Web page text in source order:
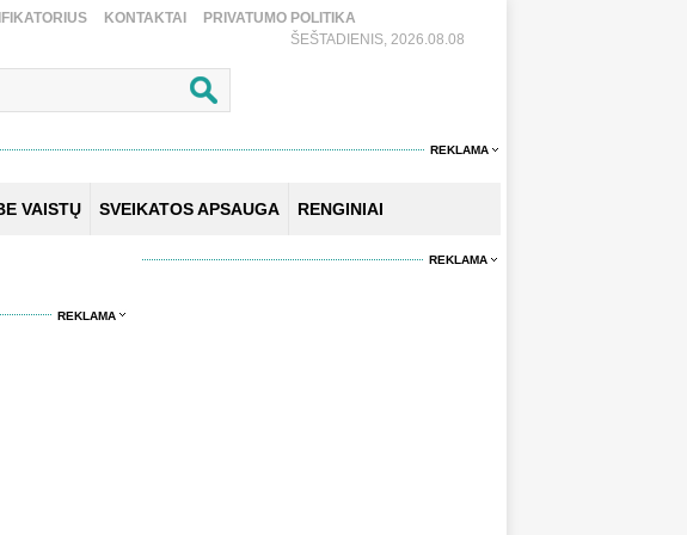
KONTAKTAI
PRIVATUMO POLITIKA
ŠEŠTADIENIS, 2026.08.08
REKLAMA
VAISTŲ SVEIKATOS APSAUGA RENGINIAI
REKLAMA
REKLAMA